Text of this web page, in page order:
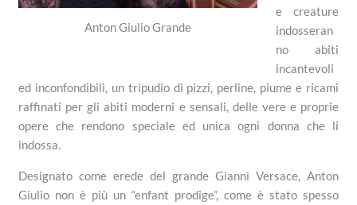
Anton Giulio Grande
e creature
indosseran
no abiti
incantevoli
ed inconfondibili, un tripudio di pizzi, perline, piume e ricami
raffinati per gli abiti moderni e sensali, delle vere e proprie
opere che rendono speciale ed unica ogni donna che li
indossa.
Designato come erede del grande Gianni Versace, Anton
Giulio non è più un “enfant prodige”, come è stato spesso